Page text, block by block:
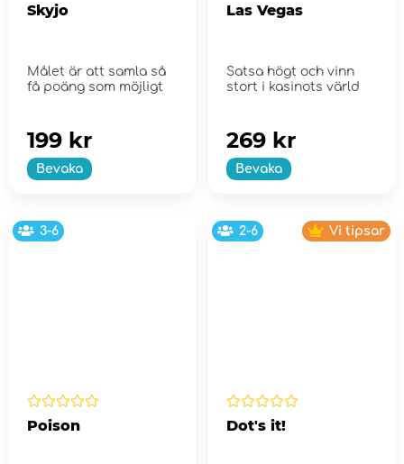
Skyjo
Målet är att samla så
få poäng som möjligt
Bevaka
199 kr
Las Vegas
Satsa högt och vinn
stort i kasinots värld
Bevaka
269 kr
3-6
Poison
2-6 Vi tipsar
Dot's it!